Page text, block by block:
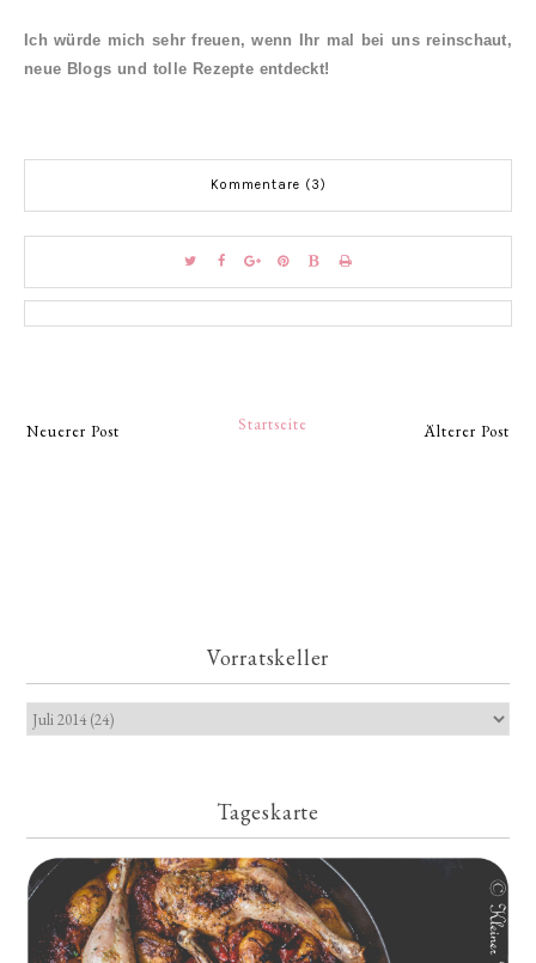
Ich würde mich sehr freuen, wenn Ihr mal bei uns reinschaut,
neue Blogs und tolle Rezepte entdeckt!
Kommentare (3)
Neuerer Post Älterer Post
Startseite
Vorratskeller
Tageskarte